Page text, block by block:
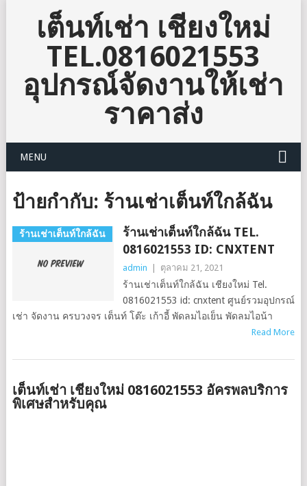
เต็นท์เช่า เชียงใหม่
TEL.0816021553
อุปกรณ์จัดงานให้เช่า
ราคาส่ง
MENU
ป้ายกำกับ: ร้านเช่าเต็นท์ใกล้ฉัน
ร้านเช่าเต็นท์ใกล้ฉัน
ร้านเช่าเต็นท์ใกล้ฉัน TEL.
0816021553 ID: CNXTENT
admin ตุลาคม 21, 2021
ร้านเช่าเต็นท์ใกล้ฉัน เชียงใหม่ Tel.
0816021553 id: cnxtent ศูนย์รวมอุปกรณ์
เช่า จัดงาน ครบวงจร เต็นท์ โต๊ะ เก้าอี้ พัดลมไอเย็น พัดลมไอน้า
Read More
เต็นท์เช่า เชียงใหม่ 0816021553 อัครพลบริการ
พิเศษสำหรับคุณ